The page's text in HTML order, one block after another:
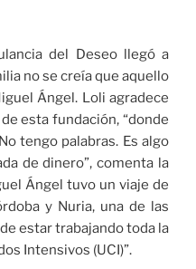
del Deseo llegó a
no se creía que aquello
Ángel. Loli agradece
esta fundación, “donde
tengo palabras. Es algo
de dinero”, comenta la
Ángel tuvo un viaje de
y Nuria, una de las
estar trabajando toda la
Intensivos (UCI)”.